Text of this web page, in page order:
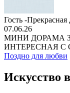
Гость -Прекрасная
07.06.26
МИНИ ДОРАМА
ИНТЕРЕСНАЯ
Поздно для любви
Искусство